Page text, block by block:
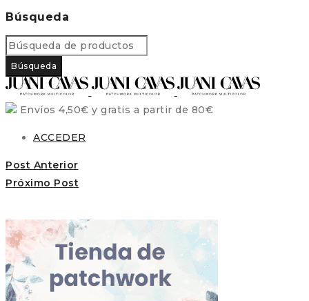
Búsqueda
Envíos 4,50€ y gratis a partir de 80€
ACCEDER
Post Anterior
Próximo Post